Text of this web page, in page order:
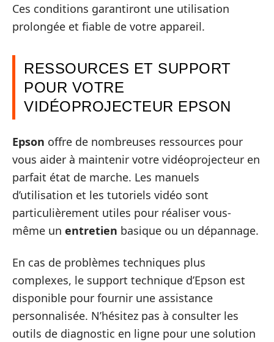
Ces conditions garantiront une utilisation
prolongée et fiable de votre appareil.
RESSOURCES ET SUPPORT
POUR VOTRE
VIDÉOPROJECTEUR EPSON
Epson offre de nombreuses ressources pour
vous aider à maintenir votre vidéoprojecteur en
parfait état de marche. Les manuels
d’utilisation et les tutoriels vidéo sont
particulièrement utiles pour réaliser vous-
même un entretien basique ou un dépannage.
En cas de problèmes techniques plus
complexes, le support technique d’Epson est
disponible pour fournir une assistance
personnalisée. N’hésitez pas à consulter les
outils de diagnostic en ligne pour une solution